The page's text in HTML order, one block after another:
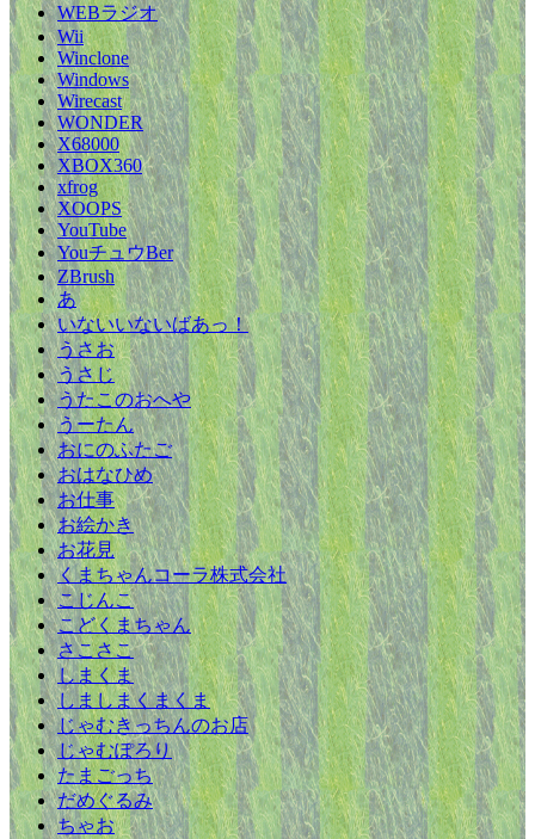
WEBラジオ
Wii
Winclone
Windows
Wirecast
WONDER
X68000
XBOX360
xfrog
XOOPS
YouTube
YouチュウBer
ZBrush
あ
いないいないばあっ！
うさお
うさじ
うたこのおへや
うーたん
おにのふたご
おはなひめ
お仕事
お絵かき
お花見
くまちゃんコーラ株式会社
こじんこ
こどくまちゃん
さこさこ
しまくま
しましまくまくま
じゃむきっちんのお店
じゃむぽろり
たまごっち
だめぐるみ
ちゃお